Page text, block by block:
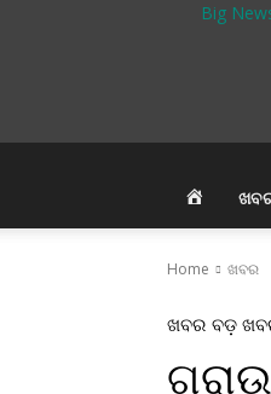
Big
HOME
Home ଖବର
ଖବର ବଡ଼